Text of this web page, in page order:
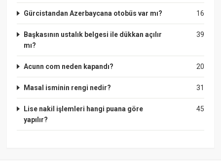
16
Gürcistandan Azerbaycana otobüs var mı?
39
Başkasının ustalık belgesi ile dükkan açılır
mı?
20
Acunn com neden kapandı?
31
Masal isminin rengi nedir?
45
Lise nakil işlemleri hangi puana göre
yapılır?